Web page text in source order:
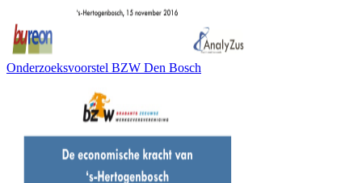
Onderzoeksvoorstel BZW Den Bosch